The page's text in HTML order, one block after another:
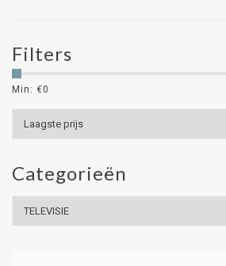
Filters
Min: €0
Categorieën